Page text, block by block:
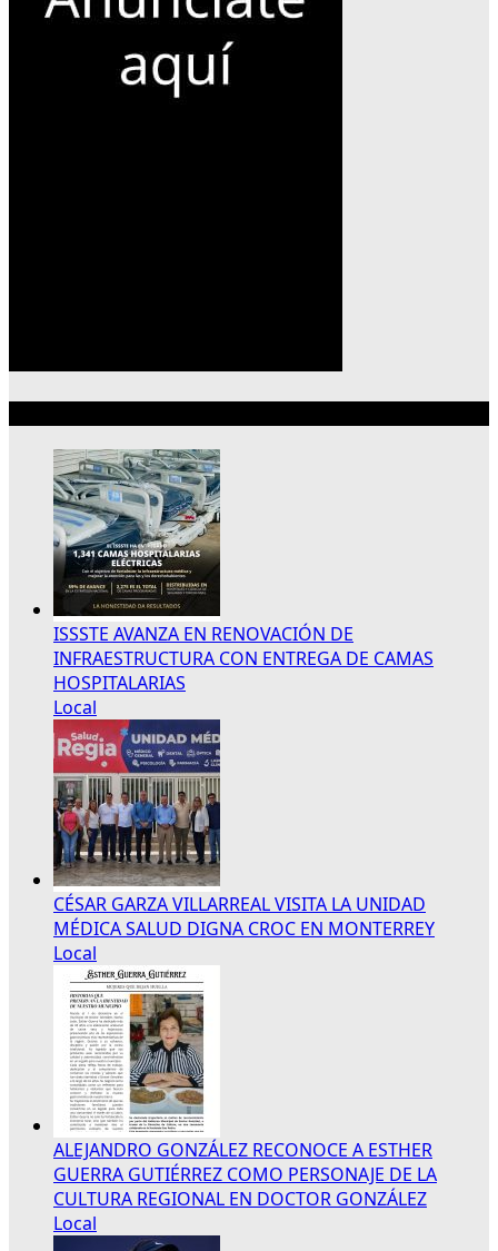
ISSSTE AVANZA EN RENOVACIÓN DE
INFRAESTRUCTURA CON ENTREGA DE CAMAS
HOSPITALARIAS
Local
CÉSAR GARZA VILLARREAL VISITA LA UNIDAD
MÉDICA SALUD DIGNA CROC EN MONTERREY
Local
ALEJANDRO GONZÁLEZ RECONOCE A ESTHER
GUERRA GUTIÉRREZ COMO PERSONAJE DE LA
CULTURA REGIONAL EN DOCTOR GONZÁLEZ
Local